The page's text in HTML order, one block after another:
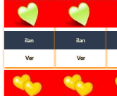
ilan
Ver
ilan
Ver